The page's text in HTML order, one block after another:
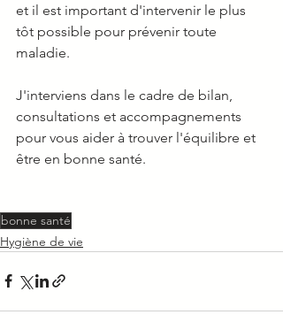
et il est important d'intervenir le plus
tôt possible pour prévenir toute
maladie.
J'interviens dans le cadre de bilan,
consultations et accompagnements
pour vous aider à trouver l'équilibre et
être en bonne santé.
bonne santé
Hygiène de vie